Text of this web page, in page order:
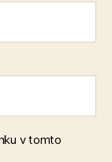
v tomto